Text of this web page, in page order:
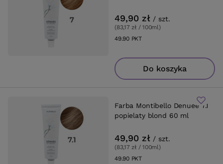
49,90 zł / szt.
(83,17 zł / 100ml)
49.90PKTpunktów
Do koszyka
Farba Montibello Denuee 7.1
popielaty blond 60 ml
49,90 zł / szt.
(83,17 zł / 100ml)
49.90PKTpunktów